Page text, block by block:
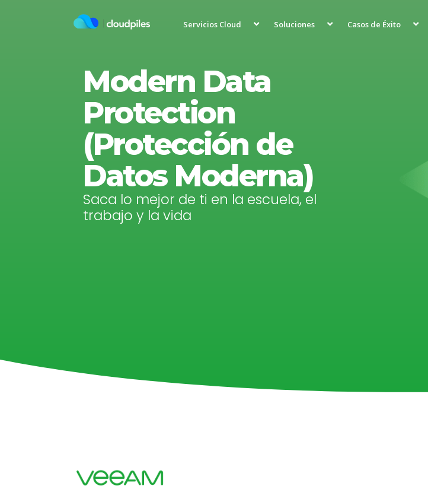
Servicios Cloud Soluciones Casos de Éxito
Modern Data
Protection
(Protección de
Datos Moderna)
Saca lo mejor de ti en la escuela, el
trabajo y la vida